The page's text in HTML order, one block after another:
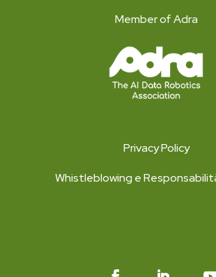
Member of Adra
Privacy Policy
Whistleblowing e